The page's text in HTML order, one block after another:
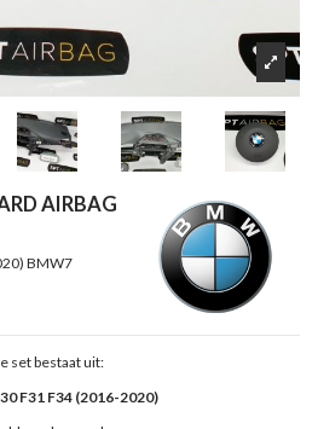
AIRBAG
BMW7
set bestaat uit:
F31 F34 (2016-2020)